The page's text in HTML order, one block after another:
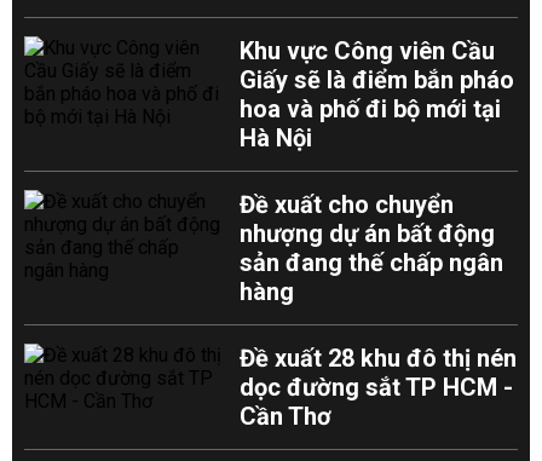
Khu vực Công viên Cầu
Giấy sẽ là điểm bắn pháo
hoa và phố đi bộ mới tại
Hà Nội
Đề xuất cho chuyển
nhượng dự án bất động
sản đang thế chấp ngân
hàng
Đề xuất 28 khu đô thị nén
dọc đường sắt TP HCM -
Cần Thơ